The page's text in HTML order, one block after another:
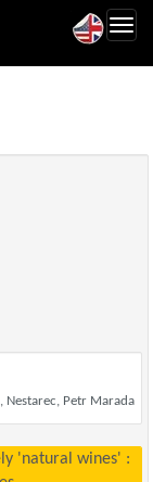
Nestarec, Petr Marada